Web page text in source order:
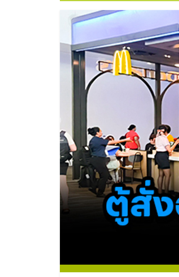
SME
แห่ง
ประเทศไ
รวม
ธุรกิจ
ส